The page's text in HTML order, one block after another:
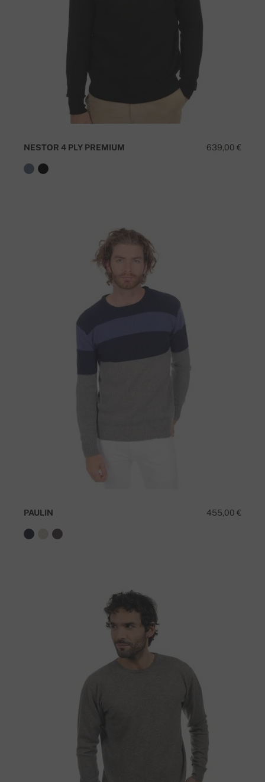
639,00 €
NESTOR 4 PLY PREMIUM
455,00 €
PAULIN